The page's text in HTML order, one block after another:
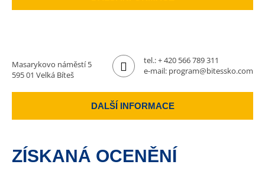
Masarykovo náměstí 5
595 01 Velká Bíteš
tel.:+ 420 566 789 311
e-mail: program@bitessko.com
DALŠÍ INFORMACE
ZÍSKANÁ OCENĚNÍ